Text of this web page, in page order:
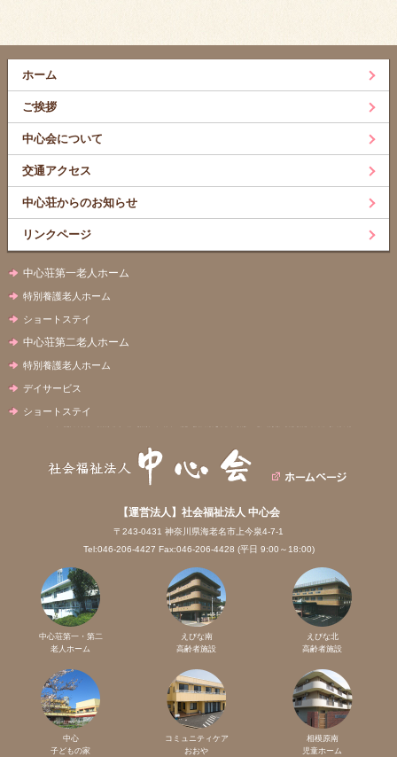
ホーム
ご挨拶
中心会について
交通アクセス
中心荘からのお知らせ
リンクページ
中心荘第一老人ホーム
特別養護老人ホーム
ショートステイ
中心荘第二老人ホーム
特別養護老人ホーム
デイサービス
ショートステイ
【運営法人】社会福祉法人 中心会
〒243-0431 神奈川県海老名市上今泉4-7-1
Tel:046-206-4427 Fax:046-206-4428 (平日 9:00～18:00)
中心荘第一・第二
老人ホーム
えびな南
高齢者施設
えびな北
高齢者施設
中心
子どもの家
コミュニティケア
おおや
相模原南
児童ホーム